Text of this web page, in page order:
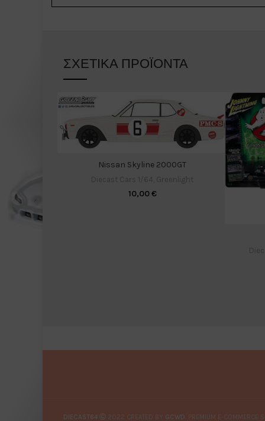
ΣΧΕΤΙΚΆ ΠΡΟΪΌΝΤΑ
Nissan Skyline 2000GT
10,00€
DIECAST64 2022 CREATED BY GCWD . PREMIUM E-COMMERCE